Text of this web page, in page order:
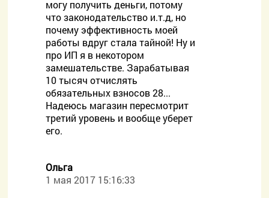
могу получить деньги, потому
что законодательство и.т.д, но
почему эффективность моей
работы вдруг стала тайной! Ну и
про ИП я в некотором
замешательстве. Зарабатывая
10 тысяч отчислять
обязательных взносов 28...
Надеюсь магазин пересмотрит
третий уровень и вообще уберет
его.
Ольга
1 мая 2017 15:16:33